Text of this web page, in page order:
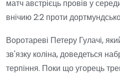
матч австрієць провів у
внічию 2:2 проти
Воротареві Петеру Гулачі,
зв'язку коліна, доведеться
терпіння. Поки що угорець